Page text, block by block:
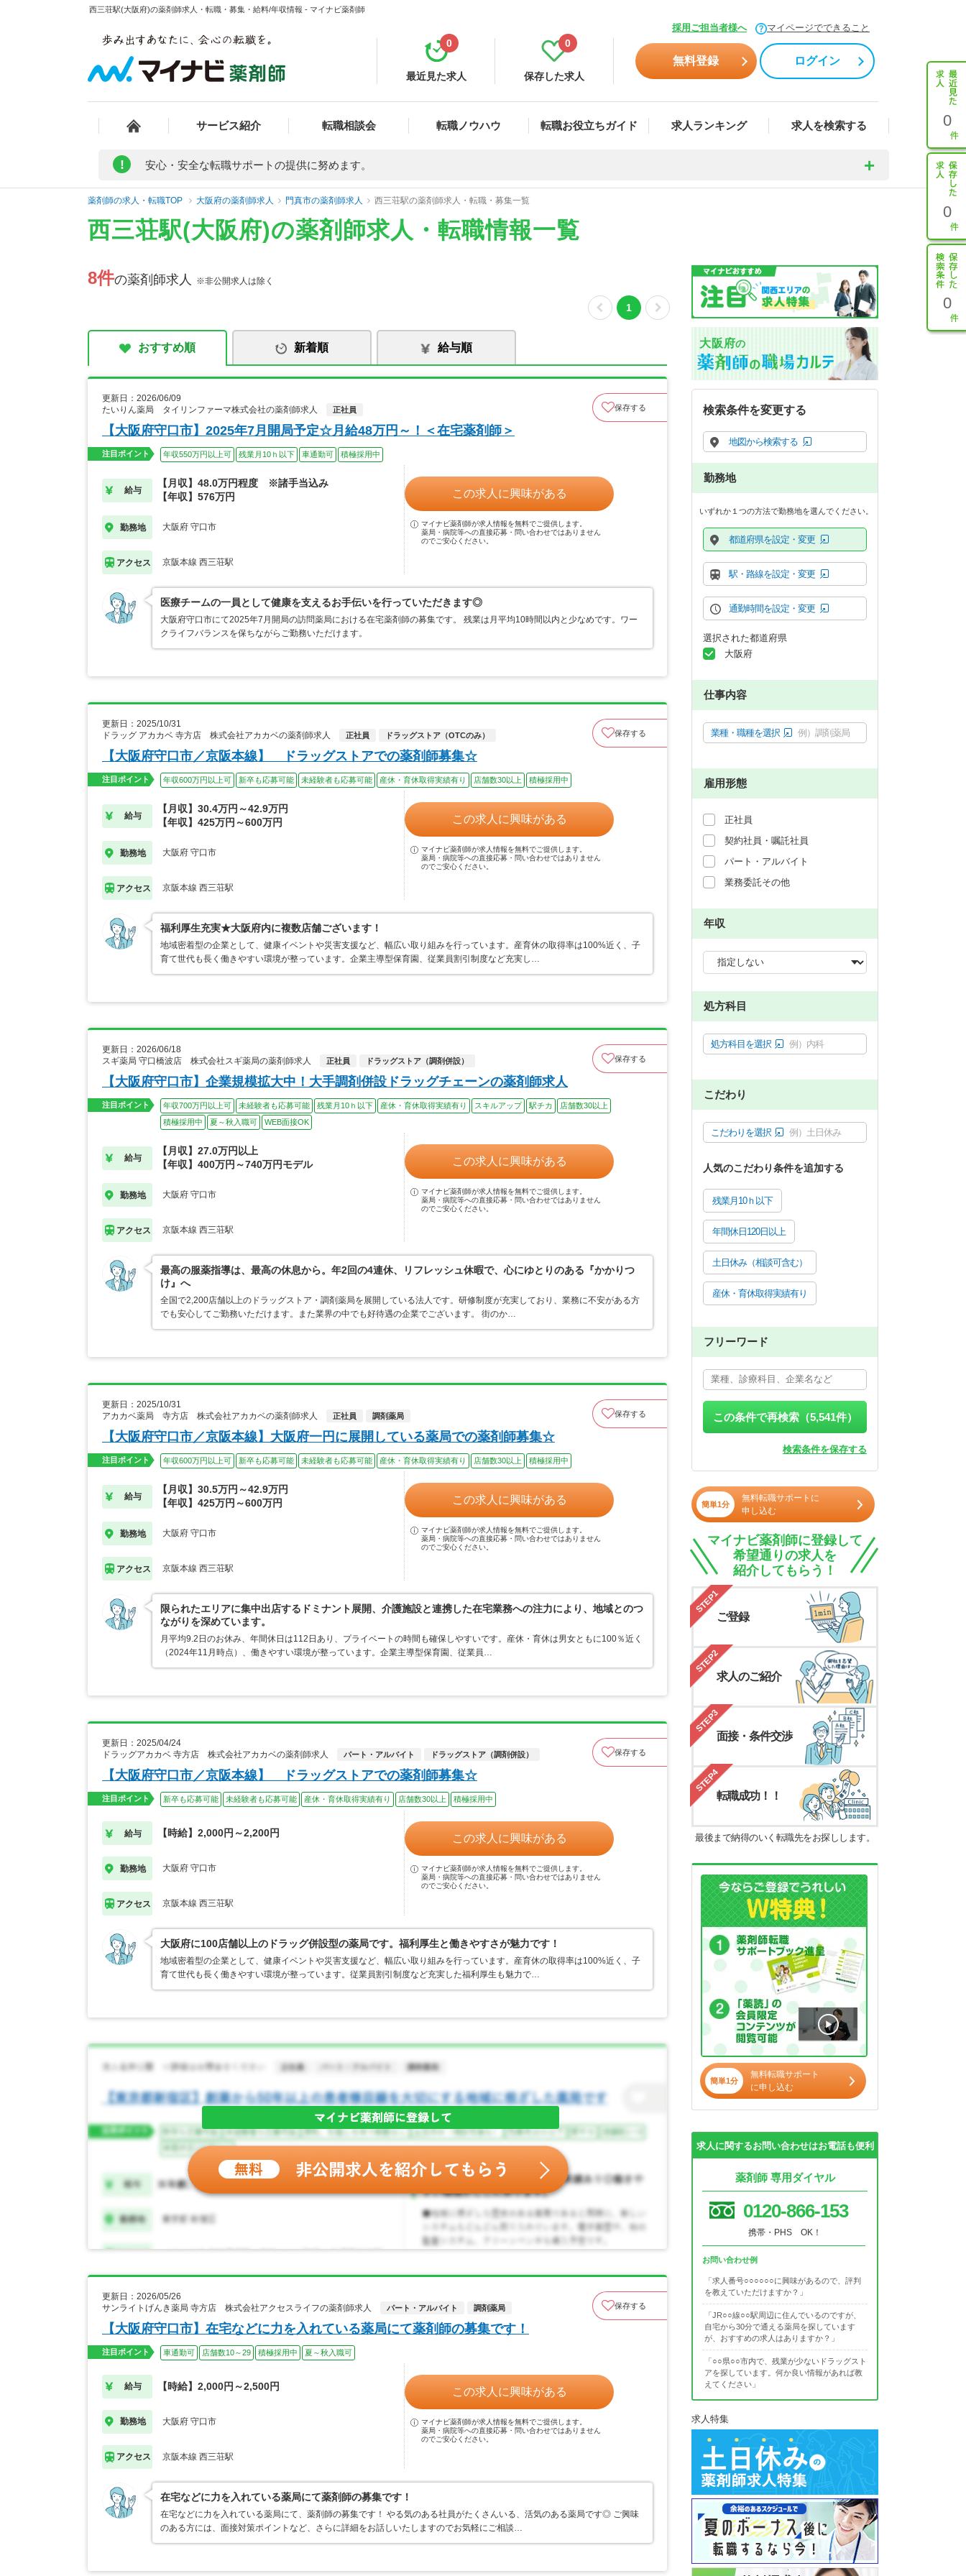
西三荘駅(大阪府)の薬剤師求人・転職・募集・給料/年収情報 - マイナビ薬剤師
採用ご担当者様へ マイページでできること
最近見た求人
0
保存した求人
0
無料登録 ログイン
サービス紹介 転職相談会 転職ノウハウ 転職お役立ちガイド 求人ランキング 求人を検索する 0
0
0
! 安心・安全な転職サポートの提供に努めます。
薬剤師の求人・転職TOP 大阪府の薬剤師求人 門真市の薬剤師求人 西三荘駅の薬剤師求人・転職・募集一覧
西三荘駅(大阪府)の薬剤師求人・転職情報一覧
8件の薬剤師求人 ※非公開求人は除く
1
おすすめ順 新着順 給与順
更新日：2026/06/09
たいりん薬局 タイリンファーマ株式会社の薬剤師求人
正社員 保存する
【大阪府守口市】2025年7月開局予定☆月給48万円～！＜在宅薬剤師＞
注目ポイント 年収550万円以上可 残業月10ｈ以下 車通勤可 積極採用中
給与
【月収】48.0万円程度 ※諸手当込み
【年収】576万円
勤務地 大阪府 守口市
アクセス 京阪本線 西三荘駅
この求人に興味がある
マイナビ薬剤師が求人情報を無料でご提供します。
薬局・病院等への直接応募・問い合わせではありません
のでご安心ください。
医療チームの一員として健康を支えるお手伝いを行っていただきます◎
大阪府守口市にて2025年7月開局の訪問薬局における在宅薬剤師の募集です。 残業は月平均10時間以内と少なめです。ワー
クライフバランスを保ちながらご勤務いただけます。
更新日：2025/10/31
ドラッグ アカカベ 寺方店 株式会社アカカベの薬剤師求人
正社員 ドラッグストア（OTCのみ） 保存する
【大阪府守口市／京阪本線】 ドラッグストアでの薬剤師募集☆
注目ポイント 年収600万円以上可 新卒も応募可能 未経験者も応募可能 産休・育休取得実績有り 店舗数30以上 積極採用中
給与
【月収】30.4万円～42.9万円
【年収】425万円～600万円
勤務地 大阪府 守口市
アクセス 京阪本線 西三荘駅
この求人に興味がある
マイナビ薬剤師が求人情報を無料でご提供します。
薬局・病院等への直接応募・問い合わせではありません
のでご安心ください。
福利厚生充実★大阪府内に複数店舗ございます！
地域密着型の企業として、健康イベントや災害支援など、幅広い取り組みを行っています。産育休の取得率は100%近く、子
育て世代も長く働きやすい環境が整っています。企業主導型保育園、従業員割引制度など充実し…
更新日：2026/06/18
スギ薬局 守口橋波店 株式会社スギ薬局の薬剤師求人
正社員 ドラッグストア（調剤併設） 保存する
【大阪府守口市】企業規模拡大中！大手調剤併設ドラッグチェーンの薬剤師求人
注目ポイント 年収700万円以上可 未経験者も応募可能 残業月10ｈ以下 産休・育休取得実績有り スキルアップ 駅チカ
店舗数30以上
積極採用中
夏～秋入職可 WEB面接OK
給与
【月収】27.0万円以上
【年収】400万円～740万円モデル
勤務地 大阪府 守口市
アクセス 京阪本線 西三荘駅
この求人に興味がある
マイナビ薬剤師が求人情報を無料でご提供します。
薬局・病院等への直接応募・問い合わせではありません
のでご安心ください。
最高の服薬指導は、最高の休息から。年2回の4連休、リフレッシュ休暇で、心にゆとりのある『かかりつ
け』へ
全国で2,200店舗以上のドラッグストア・調剤薬局を展開している法人です。研修制度が充実しており、業務に不安がある方
でも安心してご勤務いただけます。また業界の中でも好待遇の企業でございます。 街のか…
更新日：2025/10/31
アカカベ薬局 寺方店 株式会社アカカベの薬剤師求人
正社員 調剤薬局 保存する
【大阪府守口市／京阪本線】大阪府一円に展開している薬局での薬剤師募集☆
注目ポイント 年収600万円以上可 新卒も応募可能 未経験者も応募可能 産休・育休取得実績有り 店舗数30以上 積極採用中
給与
【月収】30.5万円～42.9万円
【年収】425万円～600万円
勤務地 大阪府 守口市
アクセス 京阪本線 西三荘駅
この求人に興味がある
マイナビ薬剤師が求人情報を無料でご提供します。
薬局・病院等への直接応募・問い合わせではありません
のでご安心ください。
限られたエリアに集中出店するドミナント展開、介護施設と連携した在宅業務への注力により、地域とのつ
ながりを深めています。
月平均9.2日のお休み、年間休日は112日あり、プライベートの時間も確保しやすいです。産休・育休は男女ともに100％近く
（2024年11月時点）、働きやすい環境が整っています。企業主導型保育園、従業員…
更新日：2025/04/24
ドラッグアカカベ 寺方店 株式会社アカカベの薬剤師求人
パート・アルバイト ドラッグストア（調剤併設） 保存する
【大阪府守口市／京阪本線】 ドラッグストアでの薬剤師募集☆
注目ポイント 新卒も応募可能 未経験者も応募可能 産休・育休取得実績有り 店舗数30以上 積極採用中
給与 【時給】2,000円～2,200円
勤務地 大阪府 守口市
アクセス 京阪本線 西三荘駅
この求人に興味がある
マイナビ薬剤師が求人情報を無料でご提供します。
薬局・病院等への直接応募・問い合わせではありません
のでご安心ください。
大阪府に100店舗以上のドラッグ併設型の薬局です。福利厚生と働きやすさが魅力です！
地域密着型の企業として、健康イベントや災害支援など、幅広い取り組みを行っています。産育休の取得率は100%近く、子
育て世代も長く働きやすい環境が整っています。従業員割引制度など充実した福利厚生も魅力で…
更新日：2026/05/26
サンライトげんき薬局 寺方店 株式会社アクセスライフの薬剤師求人
パート・アルバイト 調剤薬局 保存する
【大阪府守口市】在宅などに力を入れている薬局にて薬剤師の募集です！
注目ポイント 車通勤可 店舗数10～29 積極採用中 夏～秋入職可
給与 【時給】2,000円～2,500円
勤務地 大阪府 守口市
アクセス 京阪本線 西三荘駅
この求人に興味がある
マイナビ薬剤師が求人情報を無料でご提供します。
薬局・病院等への直接応募・問い合わせではありません
のでご安心ください。
在宅などに力を入れている薬局にて薬剤師の募集です！
在宅などに力を入れている薬局にて、薬剤師の募集です！ やる気のある社員がたくさんいる、活気のある薬局です◎ ご興味
のある方には、面接対策ポイントなど、さらに詳細をお話しいたしますのでお気軽にご相談…
大阪府の
検索条件を変更する
地図から検索する
勤務地
いずれか１つの方法で勤務地を選んでください。
都道府県を設定・変更
駅・路線を設定・変更
通勤時間を設定・変更
選択された都道府県
大阪府
仕事内容
業種・職種を選択 例）調剤薬局
雇用形態
正社員
契約社員・嘱託社員
パート・アルバイト
業務委託その他
年収
処方科目
処方科目を選択 例）内科
こだわり
こだわりを選択 例）土日休み
人気のこだわり条件を追加する
残業月10ｈ以下
年間休日120日以上
土日休み（相談可含む）
産休・育休取得実績有り
フリーワード
この条件で再検索（5,541件）
検索条件を保存する
簡単1分
無料転職サポートに
申し込む
マイナビ薬剤師に登録して
希望通りの求人を
紹介してもらう！
STEP1
ご登録
STEP2
求人のご紹介
STEP3
面接・条件交渉
STEP4
転職成功！！
最後まで納得のいく転職先をお探しします。
簡単1分
無料転職サポート
に申し込む
求人に関するお問い合わせはお電話も便利
薬剤師 専用ダイヤル
0120-866-153
携帯・PHS OK！
お問い合わせ例
「求人番号○○○○○○に興味があるので、評判
を教えていただけますか？」
「JR○○線○○駅周辺に住んでいるのですが、
自宅から30分で通える薬局を探しています
が、おすすめの求人はありますか？」
「○○県○○市内で、残業が少ないドラッグスト
アを探しています。何か良い情報があれば教
えてください」
求人特集